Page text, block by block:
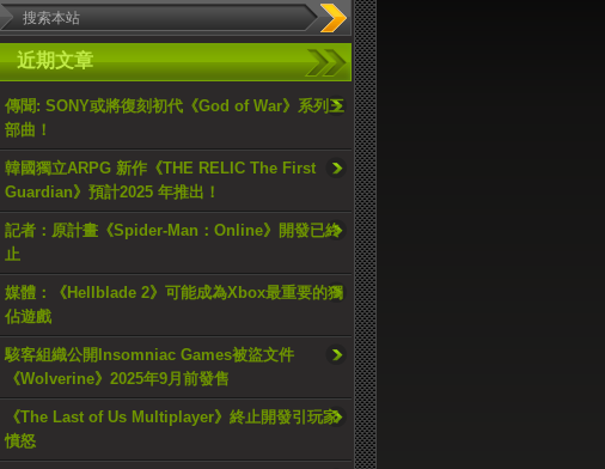
近期文章
傳聞: SONY或將復刻初代《God of War》系列三
部曲！
韓國獨立ARPG 新作《THE RELIC The First
Guardian》預計2025 年推出！
記者：原計畫《Spider-Man：Online》開發已終
止
媒體：《Hellblade 2》可能成為Xbox最重要的獨
佔遊戲
駭客組織公開Insomniac Games被盜文件
《Wolverine》2025年9月前發售
《The Last of Us Multiplayer》終止開發引玩家
憤怒